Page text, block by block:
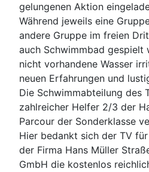
gelungenen Aktion
Während jeweils eine
andere Gruppe im freien
auch Schwimmbad gespielt
nicht vorhandene Wasser
neuen Erfahrungen und
Die Schwimmabteilung des
zahlreicher Helfer 2/3 der
Parcour der Sonderklasse
Hier bedankt sich der TV
der Firma Hans Müller
GmbH die kostenlos